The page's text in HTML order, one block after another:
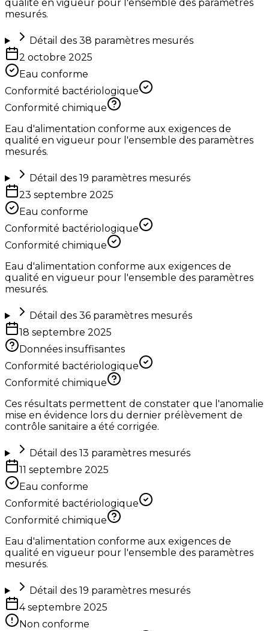
qualité en vigueur pour l'ensemble des paramètres
mesurés.
Détail des 38 paramètres mesurés
2 octobre 2025
Eau conforme
Conformité bactériologique
Conformité chimique
Eau d'alimentation conforme aux exigences de
qualité en vigueur pour l'ensemble des paramètres
mesurés.
Détail des 19 paramètres mesurés
23 septembre 2025
Eau conforme
Conformité bactériologique
Conformité chimique
Eau d'alimentation conforme aux exigences de
qualité en vigueur pour l'ensemble des paramètres
mesurés.
Détail des 36paramètres mesurés
18 septembre 2025
Données insuffisantes
Conformité bactériologique
Conformité chimique
Ces résultats permettent de constater que l'anomalie
mise en évidence lors du dernier prélèvement de
contrôle sanitaire a été corrigée.
Détail des 13 paramètres mesurés
11 septembre 2025
Eau conforme
Conformité bactériologique
Conformité chimique
Eau d'alimentation conforme aux exigences de
qualité en vigueur pour l'ensemble des paramètres
mesurés.
Détail des 19 paramètres mesurés
4 septembre 2025
Non conforme